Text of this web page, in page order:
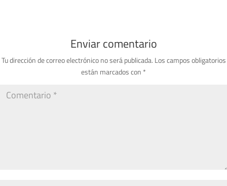
Enviar comentario
Tu dirección de correo electrónico no será publicada. Los campos obligatorios
están marcados con *